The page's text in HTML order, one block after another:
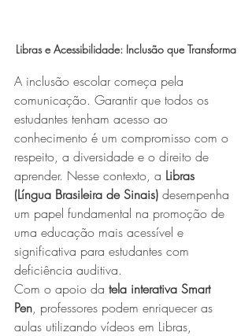
Libras e Acessibilidade: Inclusão que Transforma
A inclusão escolar começa pela
comunicação. Garantir que todos os
estudantes tenham acesso ao
conhecimento é um compromisso com o
respeito, a diversidade e o direito de
aprender. Nesse contexto, a Libras
(Língua Brasileira de Sinais) desempenha
um papel fundamental na promoção de
uma educação mais acessível e
significativa para estudantes com
deficiência auditiva.
Com o apoio da tela interativa Smart
Pen, professores podem enriquecer as
aulas utilizando vídeos em Libras,